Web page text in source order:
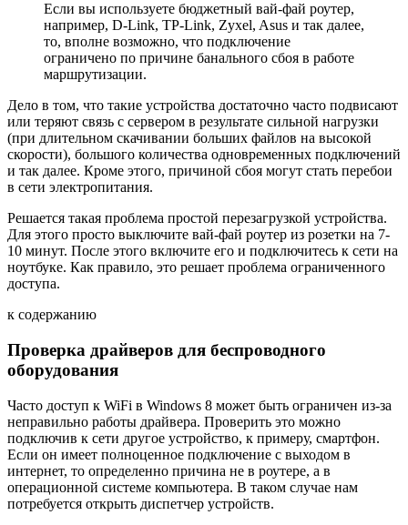
Если вы используете бюджетный вай-фай роутер,
например, D-Link, TP-Link, Zyxel, Asus и так далее,
то, вполне возможно, что подключение
ограничено по причине банального сбоя в работе
маршрутизации.
Дело в том, что такие устройства достаточно часто подвисают
или теряют связь с сервером в результате сильной нагрузки
(при длительном скачивании больших файлов на высокой
скорости), большого количества одновременных подключений
и так далее. Кроме этого, причиной сбоя могут стать перебои
в сети электропитания.
Решается такая проблема простой перезагрузкой устройства.
Для этого просто выключите вай-фай роутер из розетки на 7-
10 минут. После этого включите его и подключитесь к сети на
ноутбуке. Как правило, это решает проблема ограниченного
доступа.
к содержанию
Проверка драйверов для беспроводного
оборудования
Часто доступ к WiFi в Windows 8 может быть ограничен из-за
неправильно работы драйвера. Проверить это можно
подключив к сети другое устройство, к примеру, смартфон.
Если он имеет полноценное подключение с выходом в
интернет, то определенно причина не в роутере, а в
операционной системе компьютера. В таком случае нам
потребуется открыть диспетчер устройств.